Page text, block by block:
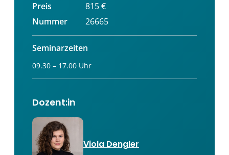
Preis
815 €
Nummer
26665
Seminarzeiten
09.30 – 17.00 Uhr
Dozent:in
Viola Dengler